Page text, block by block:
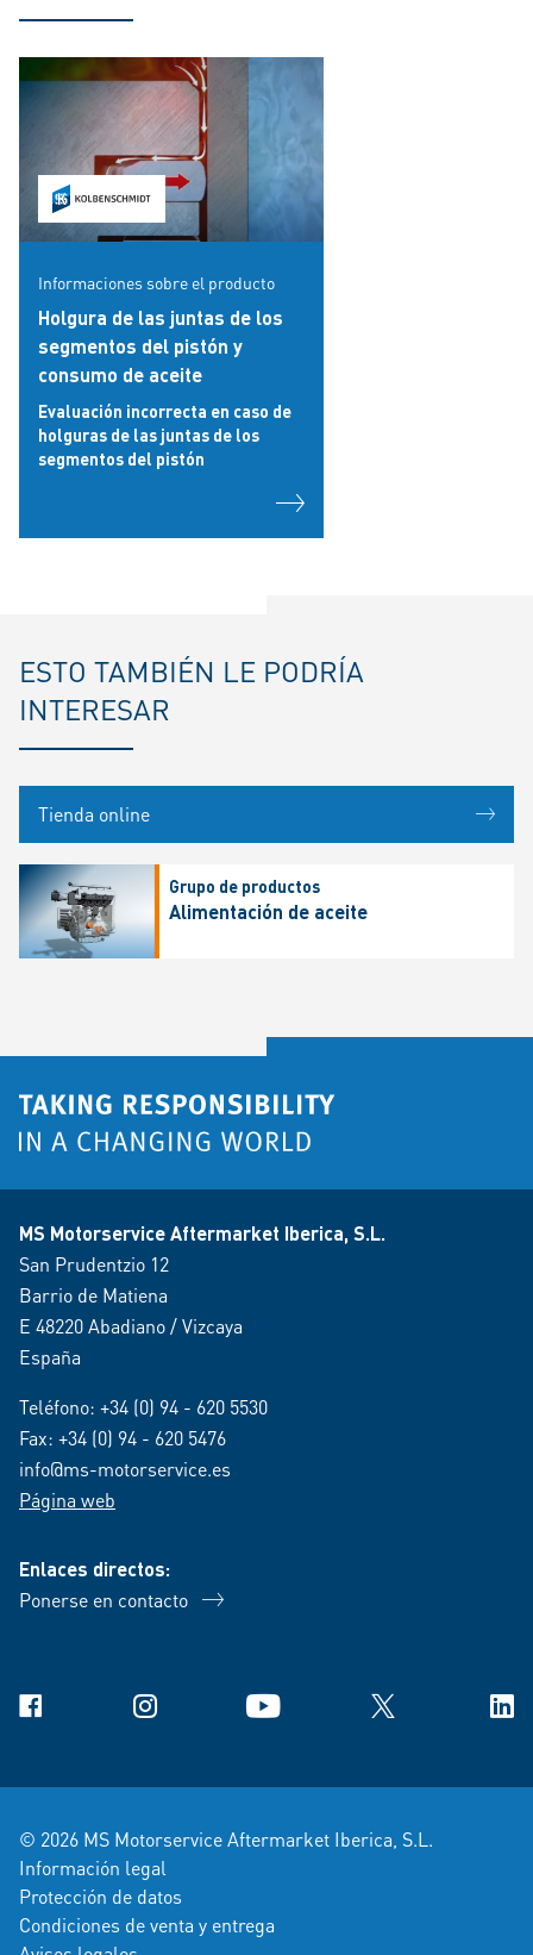
Informaciones sobre el producto
Holgura de las juntas de los
segmentos del pistón y
consumo de aceite
Evaluación incorrecta en caso de
holguras de las juntas de los
segmentos del pistón
ESTO TAMBIÉN LE PODRÍA
INTERESAR
Tienda online
Grupo de productos
Alimentación de aceite
MS Motorservice Aftermarket Iberica, S.L.
San Prudentzio 12
Barrio de Matiena
E 48220 Abadiano / Vizcaya
España
Teléfono: +34 (0) 94 - 620 5530
Fax: +34 (0) 94 - 620 5476
info@ms-motorservice.es
Página web
Enlaces directos:
Ponerse en contacto
Facebook Instagram YouTube X
© 2026 MS Motorservice Aftermarket Iberica, S.L.
Información legal
Protección de datos
Condiciones de venta y entrega